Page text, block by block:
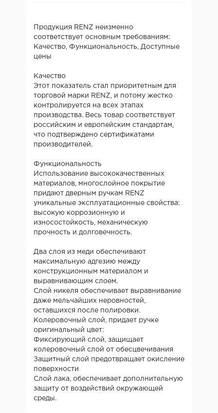
Продукция RENZ неизменно
соответствует основным требованиям:
Качество, Функциональность, Доступные
цены
Качество
Этот показатель стал приоритетным для
торговой марки RENZ, и потому жестко
контролируется на всех этапах
производства. Весь товар соответствует
российским и европейским стандартам,
что подтверждено сертификатами
производителей.
Функциональность
Использование высококачественных
материалов, многослойное покрытие
придают дверным ручкам RENZ
уникальные эксплуатационные свойства:
высокую коррозионную и
износостойкость, механическую
прочность и долговечность.
Два слоя из меди обеспечивают
максимальную адгезию между
конструкционным материалом и
выравнивающим слоем.
Слой никеля обеспечивает выравнивание
даже мельчайших неровностей,
оставшихся после полировки.
Колеровочный слой, придает ручке
оригинальный цвет:
Фиксирующий слой, защищает
колеровочный слой от обесцвечивания
Защитный слой предотвращает окисление
поверхности
Слой лака, обеспечивает дополнительную
защиту от воздействий окружающей
среды.